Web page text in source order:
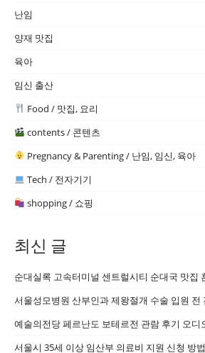
난임
양재 맛집
육아
임신 출산
Food / 맛집, 요리
contents / 콘텐츠
Pregnancy & Parenting / 난임, 임신, 육아
Tech / 전자기기
shopping / 쇼핑
최신 글
순대실록 고속터미널 센트럴시티 순대국 맛집
서울성모병원 산부인과 제왕절개 수술 입원 전
예술의전당 페르난도 보테르전 관람 후기 오디
서울시 35세 이상 임산부 의료비 지원 신청 방